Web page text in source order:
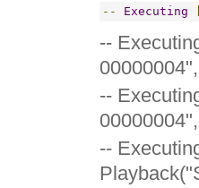
-- Executing
--
--
--